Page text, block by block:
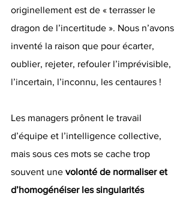
originellement est de « terrasser le
dragon de l’incertitude ». Nous n’avons
inventé la raison que pour écarter,
oublier, rejeter, refouler l’imprévisible,
l’incertain, l’inconnu, les centaures !
Les managers prônent le travail
d’équipe et l’intelligence collective,
mais sous ces mots se cache trop
souvent une volonté de normaliser et
d’homogénéiser les singularités